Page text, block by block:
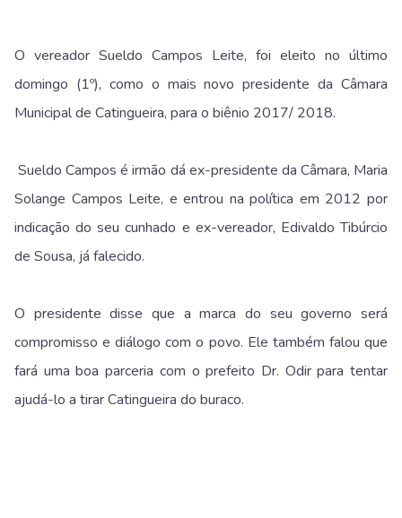
O vereador Sueldo Campos Leite, foi eleito no último
domingo (1º), como o mais novo presidente da Câmara
Municipal de Catingueira, para o biênio 2017/ 2018.
Sueldo Campos é irmão dá ex-presidente da Câmara, Maria
Solange Campos Leite, e entrou na política em 2012 por
indicação do seu cunhado e ex-vereador, Edivaldo Tibúrcio
de Sousa, já falecido.
O presidente disse que a marca do seu governo será
compromisso e diálogo com o povo. Ele também falou que
fará uma boa parceria com o prefeito Dr. Odir para tentar
ajudá-lo a tirar Catingueira do buraco.